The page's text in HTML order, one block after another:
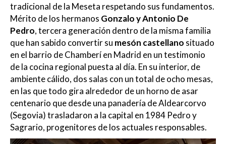
tradicional de la Meseta respetando sus fundamentos.
Mérito de los hermanos Gonzalo y Antonio De
Pedro, tercera generación dentro de la misma familia
que han sabido convertir su mesón castellano situado
en el barrio de Chamberí en Madrid en un testimonio
de la cocina regional puesta al día. En su interior, de
ambiente cálido, dos salas con un total de ocho mesas,
en las que todo gira alrededor de un horno de asar
centenario que desde una panadería de Aldearcorvo
(Segovia) trasladaron a la capital en 1984 Pedro y
Sagrario, progenitores de los actuales responsables.